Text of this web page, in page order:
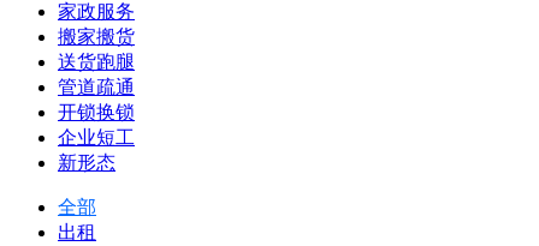
家政服务
搬家搬货
送货跑腿
管道疏通
开锁换锁
企业短工
新形态
全部
出租